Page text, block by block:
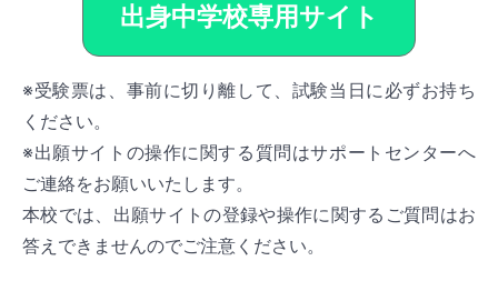
出身中学校専用サイト
※受験票は、事前に切り離して、試験当日に必ずお持ち
ください。
※出願サイトの操作に関する質問はサポートセンターへ
ご連絡をお願いいたします。
本校では、出願サイトの登録や操作に関するご質問はお
答えできませんのでご注意ください。